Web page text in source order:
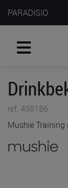
PARADISIO
ref. 498186
Mushie